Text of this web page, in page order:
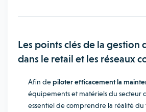
Les points clés de la gestion
dans le retail et les réseaux
Afin depiloter efficacement la
équipements et matériels du secteur
essentiel de comprendre la réalité du